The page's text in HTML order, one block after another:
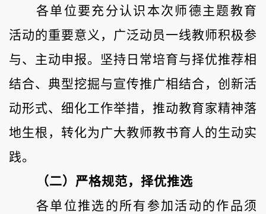
各单位要充分认识本次师德主题教育
活动的重要意义，广泛动员一线教师积极参
与、主动申报。坚持日常培育与择优推荐相
结合、典型挖掘与宣传推广相结合，创新活
动形式、细化工作举措，推动教育家精神落
地生根，转化为广大教师教书育人的生动实
践。
（二） 严格规范，择优推选
各单位推选的所有参加活动的作品须